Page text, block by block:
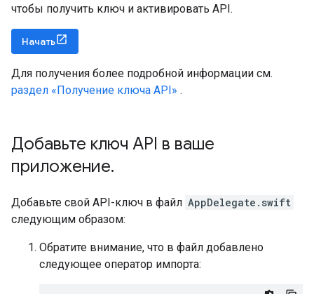
чтобы получить ключ и активировать API.
Начать
Для получения более подробной информации см.
раздел «Получение ключа API» .
Добавьте ключ API в ваше
приложение.
Добавьте свой API-ключ в файл AppDelegate.swift
следующим образом:
Обратите внимание, что в файл добавлено
следующее оператор импорта: